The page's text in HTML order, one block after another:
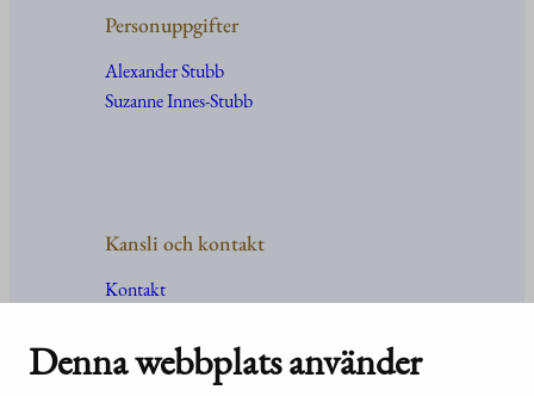
Denna webbplats använder
Personuppgifter
Alexander Stubb
Suzanne Innes-Stubb
Kansli och kontakt
Kontakt
För media
Vanliga frågor och svar